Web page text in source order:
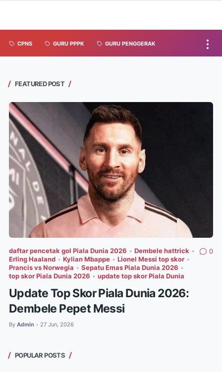
CPNS GURU PPPK GURU PENGGERAK
FEATURED POST
daftar pencetak gol Piala Dunia 2026 • Dembele hattrick •
Erling Haaland • Kylian Mbappe • Lionel Messi top skor •
Prancis vs Norwegia • Sepatu Emas Piala Dunia 2026 •
top skor Piala Dunia 2026 • update top skor Piala Dunia
0
Update Top Skor Piala Dunia 2026:
Dembele Pepet Messi
By Admin • 27 Jun, 2026
POPULAR POSTS